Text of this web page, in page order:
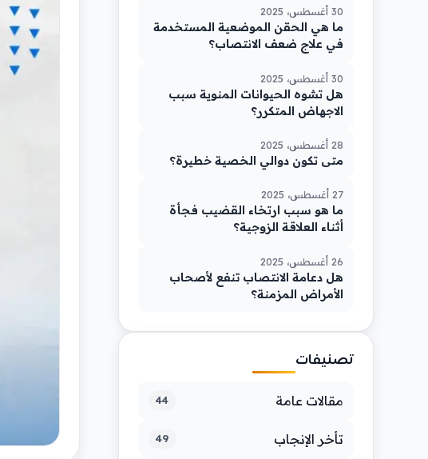
30 أغسطس، 2025
ما هي الحقن الموضعية المستخدمة
في علاج ضعف الانتصاب؟
30 أغسطس، 2025
هل تشوه الحيوانات المنوية سبب
الاجهاض المتكرر؟
28 أغسطس، 2025
متى تكون دوالي الخصية خطيرة؟
27 أغسطس، 2025
ما هو سبب ارتخاء القضيب فجأة
أثناء العلاقة الزوجية؟
26 أغسطس، 2025
هل دعامة الانتصاب تنفع لأصحاب
الأمراض المزمنة؟
تصنيفات
مقالات عامة 44
تأخر الإنجاب 49